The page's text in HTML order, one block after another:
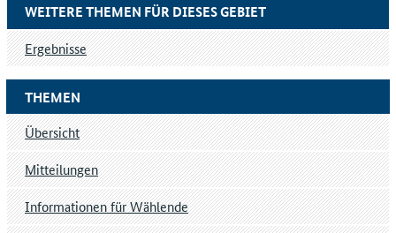
THEMEN
Übersicht
Mitteilungen
Informationen für Wählende
WEITERE THEMEN FÜR DIESES GEBIET
Ergebnisse